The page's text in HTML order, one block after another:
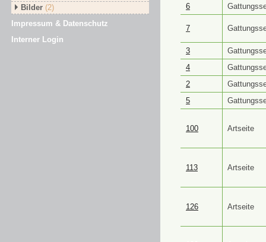
Bilder (2)
Impressum & Datenschutz
Interner Login
6
7
3
4
2
5
100 Artseite
113 Artseite
126 Artseite